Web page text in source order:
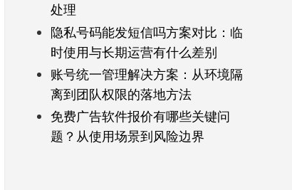
处理
隐私号码能发短信吗方案对比：临
时使用与长期运营有什么差别
账号统一管理解决方案：从环境隔
离到团队权限的落地方法
免费广告软件报价有哪些关键问
题？从使用场景到风险边界